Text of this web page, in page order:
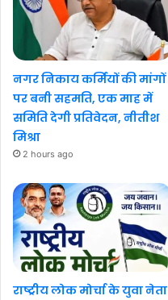
नगर निकाय कर्मियों की मांगों
पर बनी सहमति, एक माह में
समिति देगी प्रतिवेदन, नीतीश
मिश्रा
2 hours ago
राष्ट्रीय लोक मोर्चा के युवा नेता